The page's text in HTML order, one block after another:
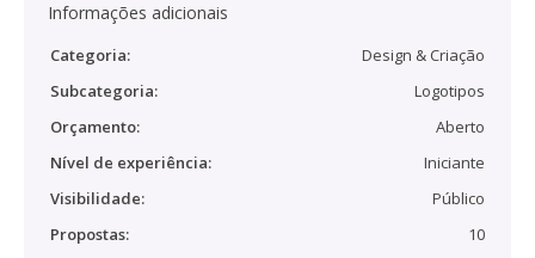
Informações adicionais
Categoria:
Design & Criação
Subcategoria:
Logotipos
Orçamento:
Aberto
Nível de experiência:
Iniciante
Visibilidade:
Público
Propostas:
10